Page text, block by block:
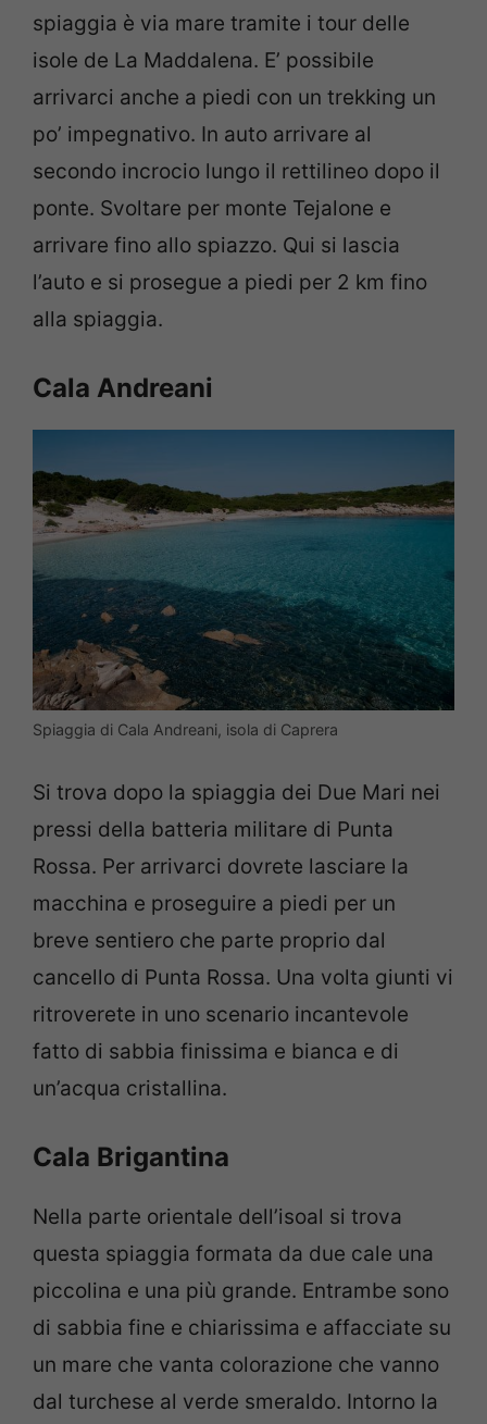
spiaggia è via mare tramite i tour delle
isole de La Maddalena. E’ possibile
arrivarci anche a piedi con un trekking un
po’ impegnativo. In auto arrivare al
secondo incrocio lungo il rettilineo dopo il
ponte. Svoltare per monte Tejalone e
arrivare fino allo spiazzo. Qui si lascia
l’auto e si prosegue a piedi per 2 km fino
alla spiaggia.
Cala Andreani
Spiaggia di Cala Andreani, isola di Caprera
Si trova dopo la spiaggia dei Due Mari nei
pressi della batteria militare di Punta
Rossa. Per arrivarci dovrete lasciare la
macchina e proseguire a piedi per un
breve sentiero che parte proprio dal
cancello di Punta Rossa. Una volta giunti vi
ritroverete in uno scenario incantevole
fatto di sabbia finissima e bianca e di
un’acqua cristallina.
Cala Brigantina
Nella parte orientale dell’isoal si trova
questa spiaggia formata da due cale una
piccolina e una più grande. Entrambe sono
di sabbia fine e chiarissima e affacciate su
un mare che vanta colorazione che vanno
dal turchese al verde smeraldo. Intorno la